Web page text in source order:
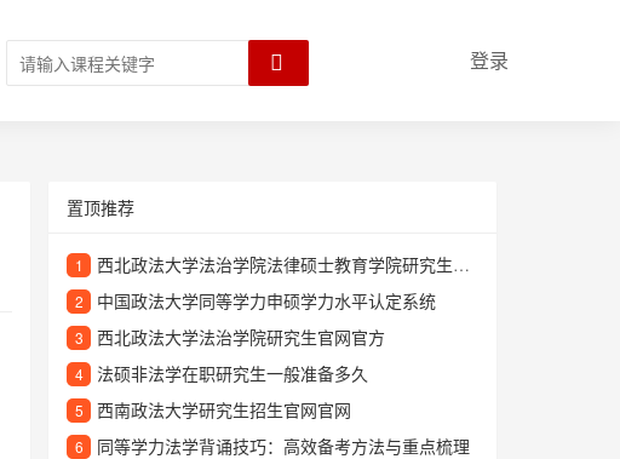
登录
置顶推荐
1 西北政法大学法治学院法律硕士教育学院研究生官网
2 中国政法大学同等学力申硕学力水平认定系统
3 西北政法大学法治学院研究生官网官方
4 法硕非法学在职研究生一般准备多久
5 西南政法大学研究生招生官网官网
6 同等学力法学背诵技巧：高效备考方法与重点梳理